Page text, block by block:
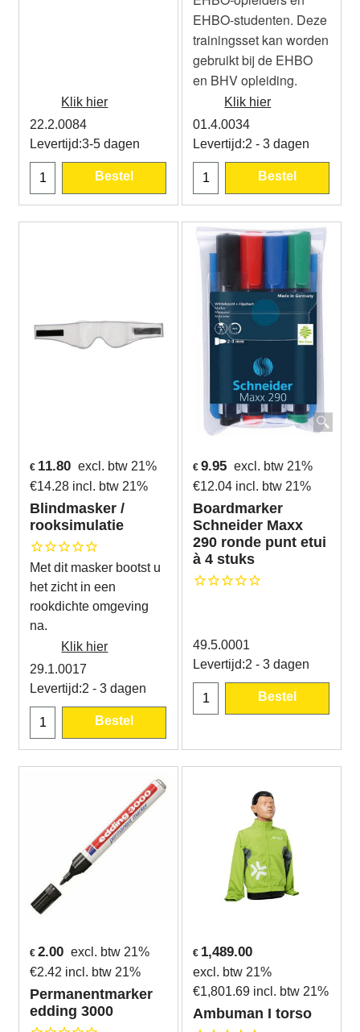
Klik hier
22.2.0084
Levertijd:3-5 dagen
Bestel
EHBO-studenten. Deze
trainingsset kan worden
gebruikt bij de EHBO
en BHV opleiding.
Klik hier
01.4.0034
Levertijd:2 - 3 dagen
Bestel
€ 11.80 excl. btw 21%
€14.28 incl. btw 21%
Blindmasker /
rooksimulatie
Met dit masker bootst u
het zicht in een
rookdichte omgeving
na.
Klik hier
29.1.0017
Levertijd:2 - 3 dagen
Bestel
€ 9.95 excl. btw 21%
€12.04 incl. btw 21%
Boardmarker
Schneider Maxx
290 ronde punt etui
à 4 stuks
49.5.0001
Levertijd:2 - 3 dagen
Bestel
€ 2.00 excl. btw 21%
€2.42 incl. btw 21%
Permanentmarker
edding 3000
€ 1,489.00
excl. btw 21%
€1,801.69 incl. btw 21%
Ambuman I torso